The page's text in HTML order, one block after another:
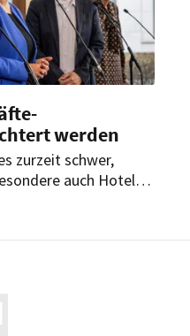
werden
zurzeit schwer,
auch Hotel-